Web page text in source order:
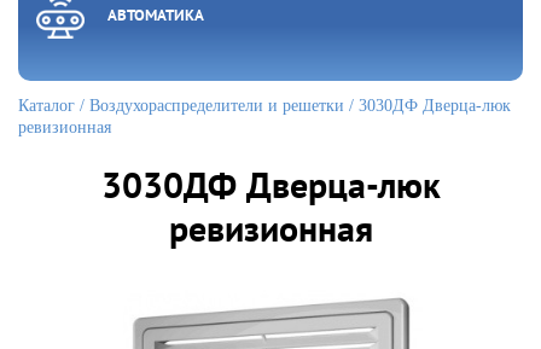
АВТОМАТИКА
Каталог / Воздухораспределители и решетки / 3030ДФ Дверца-люк
ревизионная
3030ДФ Дверца-люк
ревизионная